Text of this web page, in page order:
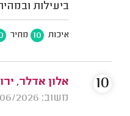
ביעילות
איכות 10 מחיר
אלון אדלר,
משוב: 15/06/2026
10